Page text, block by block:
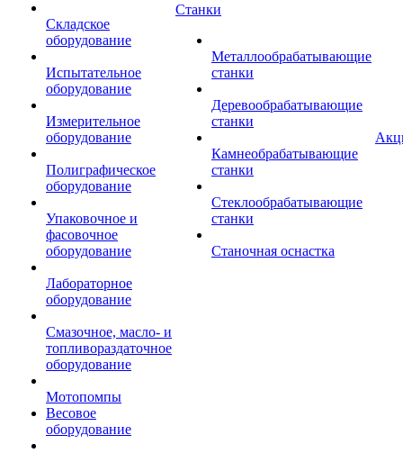
Складское
оборудование
Испытательное
оборудование
Измерительное
оборудование
Полиграфическое
оборудование
Упаковочное и
фасовочное
оборудование
Лабораторное
оборудование
Смазочное, масло- и
топливораздаточное
оборудование
Мотопомпы
Весовое
оборудование
Станки
Металлообрабатывающие
станки
Деревообрабатывающие
станки
Камнеобрабатывающие
станки
Стеклообрабатывающие
станки
Станочная оснастка